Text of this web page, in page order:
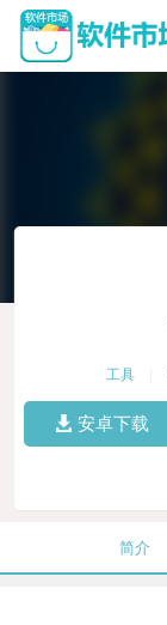
工具
安卓下载
简介